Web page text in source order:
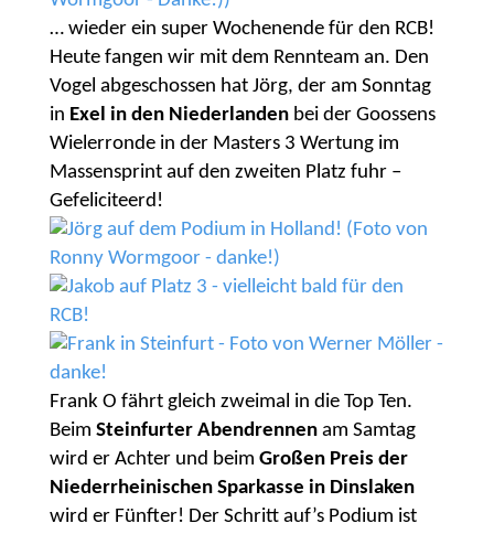
… wieder ein super Wochenende für den RCB!
Heute fangen wir mit dem Rennteam an. Den
Vogel abgeschossen hat Jörg, der am Sonntag
in Exel in den Niederlandenbei der Goossens
Wielerronde in der Masters 3 Wertung im
Massensprint auf den zweiten Platz fuhr –
Gefeliciteerd!
Frank O fährt gleich zweimal in die Top Ten.
Beim Steinfurter Abendrennenam Samtag
wird er Achter und beim Großen Preis der
Niederrheinischen Sparkasse in Dinslaken
wird er Fünfter! Der Schritt auf’s Podium ist